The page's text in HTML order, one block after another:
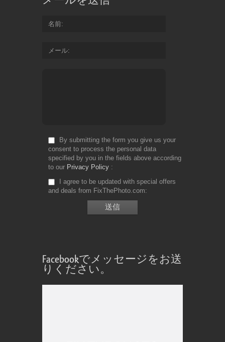
名前
メール
By submitting the form you give us your
consent to process the personal data
specified by you in the fields above according
to our Privacy Policy
I agree to be updated with special offers
and deals from FixThePhoto.com
Facebookでメッセージをお送
りください。